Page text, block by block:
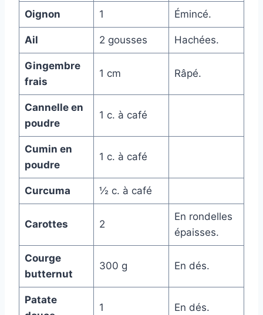
Oignon 1 Émincé.
Ail 2 gousses Hachées.
Gingembre
frais
1 cm Râpé.
Cannelle en
poudre
1 c. à café
Cumin en
poudre
1 c. à café
Curcuma ½ c. à café
Carottes 2
En rondelles
épaisses.
Courge
butternut
300 g En dés.
Patate
1 En dés.